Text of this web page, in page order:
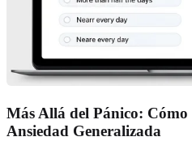
Más Allá del Pánico:
Ansiedad Generalizada